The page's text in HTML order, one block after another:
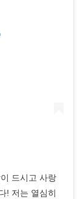
드시고 사랑
! 저는 열심히